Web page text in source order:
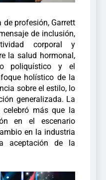
de profesión, Garrett
de inclusión,
corporal y
la salud hormonal,
poliquístico y el
holístico de la
sobre el estilo, lo
generalizada. La
celebró más que la
en el escenario
en la industria
aceptación de la